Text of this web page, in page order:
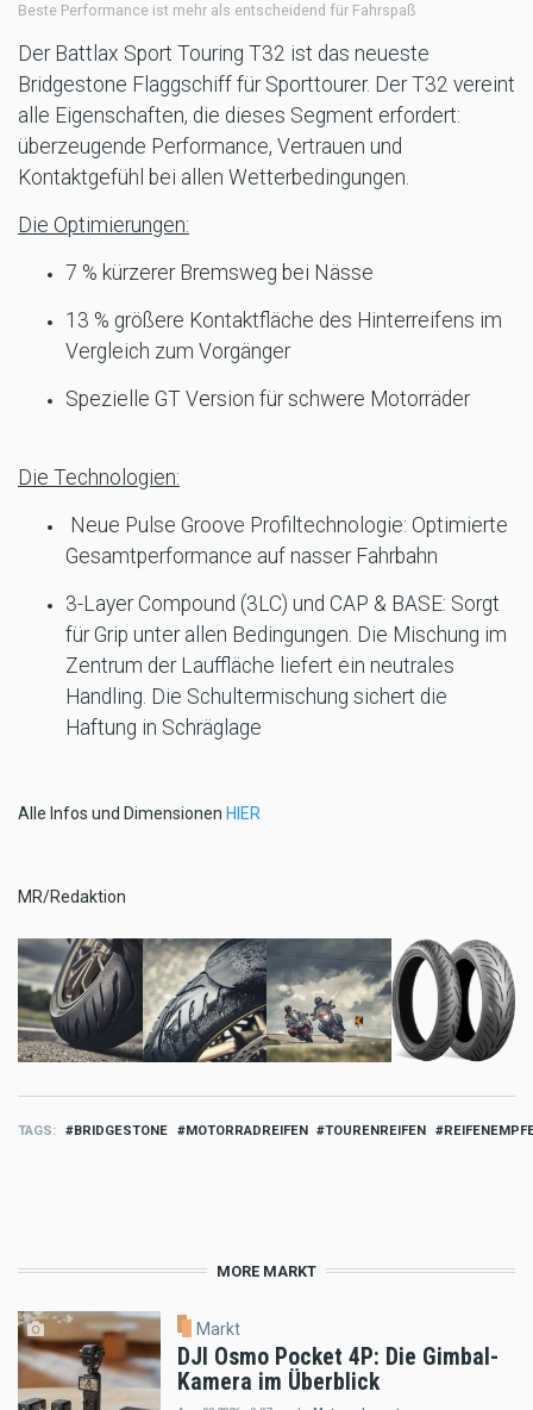
Beste Performance ist mehr als entscheidend für Fahrspaß
Der Battlax Sport Touring T32 ist das neueste
Bridgestone Flaggschiff für Sporttourer. Der T32 vereint
alle Eigenschaften, die dieses Segment erfordert:
überzeugende Performance, Vertrauen und
Kontaktgefühl bei allen Wetterbedingungen.
Die Optimierungen:
7 % kürzerer Bremsweg bei Nässe
13 % größere Kontaktfläche des Hinterreifens im
Vergleich zum Vorgänger
Spezielle GT Version für schwere Motorräder
Die Technologien:
Neue Pulse Groove Profiltechnologie: Optimierte
Gesamtperformance auf nasser Fahrbahn
3-Layer Compound (3LC) und CAP & BASE: Sorgt
für Grip unter allen Bedingungen. Die Mischung im
Zentrum der Lauffläche liefert ein neutrales
Handling. Die Schultermischung sichert die
Haftung in Schräglage
Alle Infos und Dimensionen HIER
MR/Redaktion
TAGS BRIDGESTONE MOTORRADREIFEN TOURENREIFEN
MORE MARKT
Markt
DJI Osmo Pocket 4P: Die Gimbal-
Kamera im Überblick